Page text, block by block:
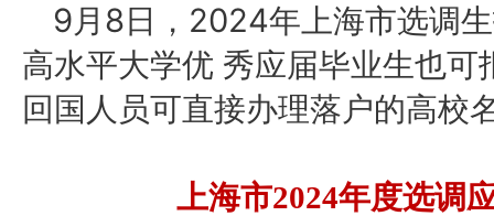
9月8日，2024年上海市选调
高水平大学优 秀应届毕业生也
回国人员可直接办理落户的高校
上海市2024年度选调